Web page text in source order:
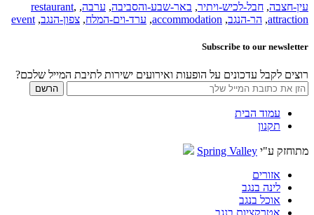
עין-חצבה, חבל-לכיש-ויתיר, באר-שבע-והסביבה, ערבה,
restaurant,
attraction
, הר-הנגב,
accommodation
, ערד-וים-המלח, צפון-הנגב,
event
Subscribe to our newsletter
רוצים לקבל עדכונים על הופעות ואירועים ישירות לתיבת המייל שלכם?
עמוד הבית
תקנון
מתוחזק ע"י Spring Valley
אזורים
לינה בנגב
אוכל בנגב
אטרקציות בנגב